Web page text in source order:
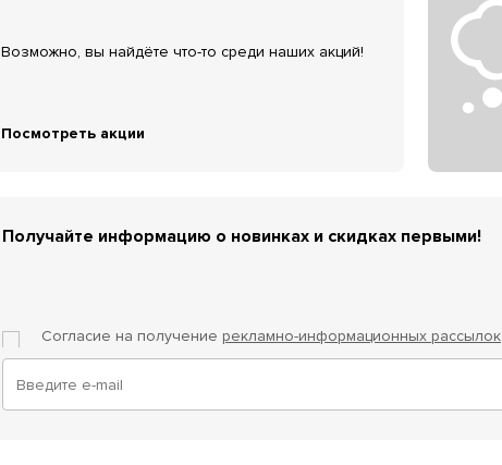
Возможно, вы найдёте что-то среди наших акций!
Посмотреть акции
Получайте информацию о новинках и скидках первыми!
Согласие на получение рекламно-информационных рассылок